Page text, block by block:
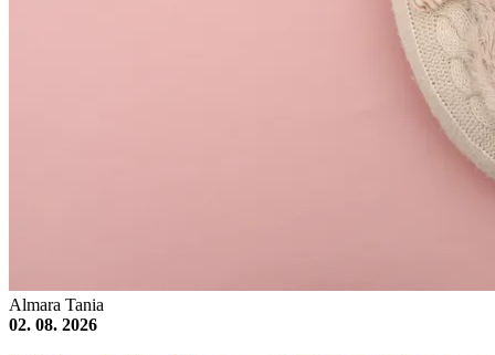
Almara Tania
02. 08. 2026